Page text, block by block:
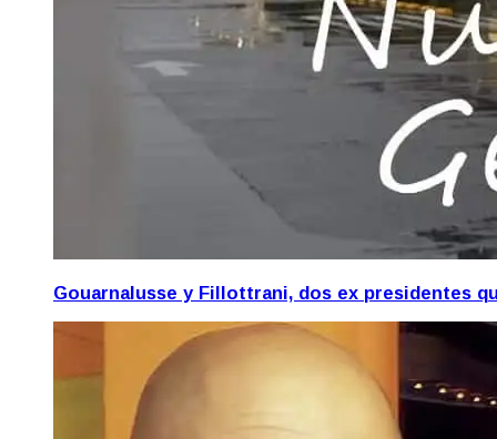
Gouarnalusse y Fillottrani, dos ex presidentes